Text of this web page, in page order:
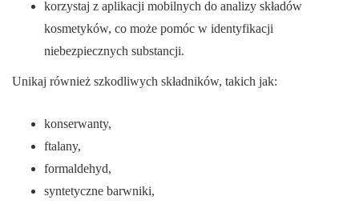
korzystaj z aplikacji mobilnych do analizy składów
kosmetyków, co może pomóc w identyfikacji
niebezpiecznych substancji.
Unikaj również szkodliwych składników, takich jak:
konserwanty,
ftalany,
formaldehyd,
syntetyczne barwniki,